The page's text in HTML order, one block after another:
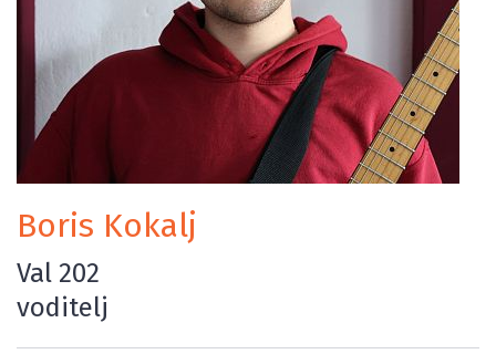
Boris Kokalj
Val 202
voditelj